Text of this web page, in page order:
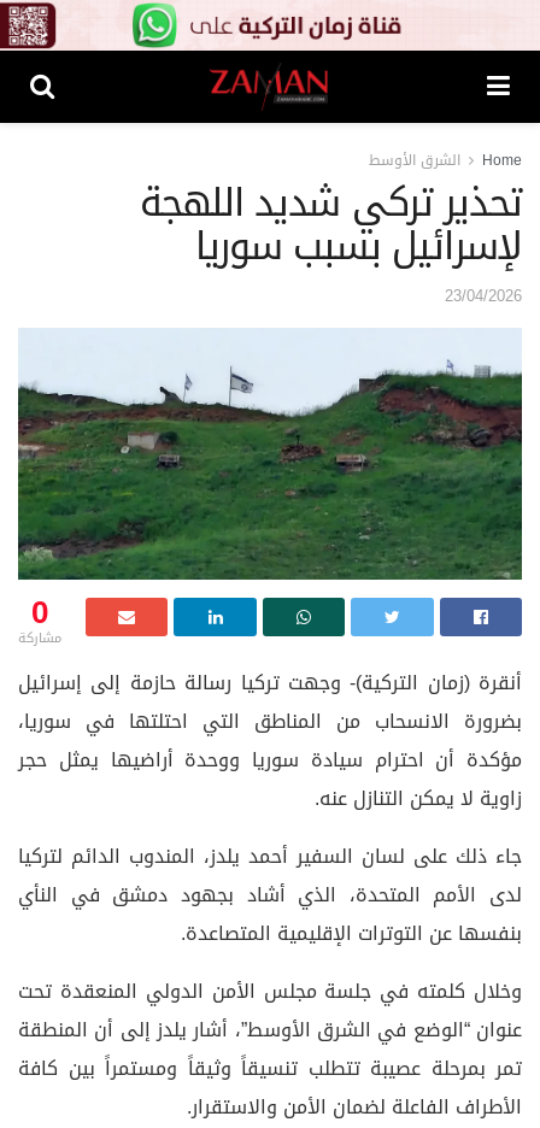
Home الشرق الأوسط
تحذير تركي شديد اللهجة
لإسرائيل بسبب سوريا
23/04/2026
0
مشاركة
أنقرة (زمان التركية)- وجهت تركيا رسالة حازمة إلى إسرائيل
بضرورة الانسحاب من المناطق التي احتلتها في سوريا،
مؤكدة أن احترام سيادة سوريا ووحدة أراضيها يمثل حجر
زاوية لا يمكن التنازل عنه.
جاء ذلك على لسان السفير أحمد يلدز، المندوب الدائم لتركيا
لدى الأمم المتحدة، الذي أشاد بجهود دمشق في النأي
بنفسها عن التوترات الإقليمية المتصاعدة.
وخلال كلمته في جلسة مجلس الأمن الدولي المنعقدة تحت
عنوان “الوضع في الشرق الأوسط”، أشار يلدز إلى أن المنطقة
تمر بمرحلة عصيبة تتطلب تنسيقاً وثيقاً ومستمراً بين كافة
الأطراف الفاعلة لضمان الأمن والاستقرار.